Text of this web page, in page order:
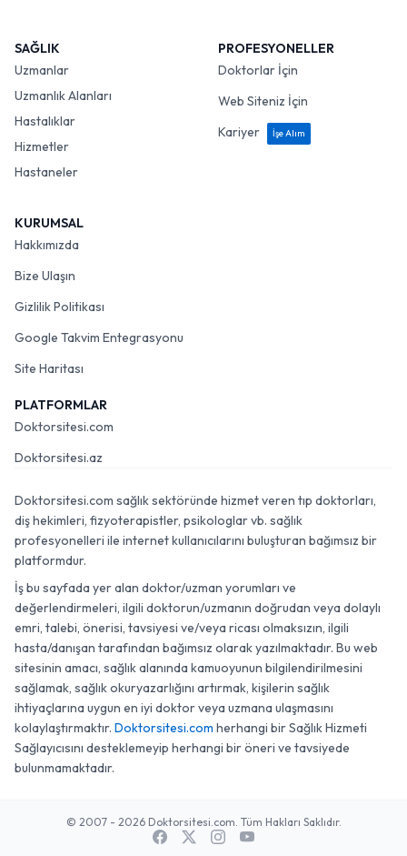
SAĞLIK
Uzmanlar
Uzmanlık Alanları
Hastalıklar
Hizmetler
Hastaneler
PROFESYONELLER
Doktorlar İçin
Web Siteniz İçin
Kariyer
İşe Alım
KURUMSAL
Hakkımızda
Bize Ulaşın
Gizlilik Politikası
Google Takvim Entegrasyonu
Site Haritası
PLATFORMLAR
Doktorsitesi.com
Doktorsitesi.az
Doktorsitesi.com sağlık sektöründe hizmet veren tıp doktorları,
diş hekimleri, fizyoterapistler, psikologlar vb. sağlık
profesyonelleri ile internet kullanıcılarını buluşturan bağımsız bir
platformdur.
İş bu sayfada yer alan doktor/uzman yorumları ve
değerlendirmeleri, ilgili doktorun/uzmanın doğrudan veya dolaylı
emri, talebi, önerisi, tavsiyesi ve/veya ricası olmaksızın, ilgili
hasta/danışan tarafından bağımsız olarak yazılmaktadır. Bu web
sitesinin amacı, sağlık alanında kamuoyunun bilgilendirilmesini
sağlamak, sağlık okuryazarlığını artırmak, kişilerin sağlık
ihtiyaçlarına uygun en iyi doktor veya uzmana ulaşmasını
kolaylaştırmaktır. Doktorsitesi.com herhangi bir Sağlık Hizmeti
Sağlayıcısını desteklemeyip herhangi bir öneri ve tavsiyede
bulunmamaktadır.
© 2007 - 2026 Doktorsitesi.com. Tüm Hakları Saklıdır.